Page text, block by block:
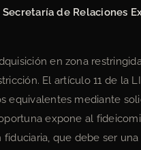
Secretaría de Relaciones
en zona
El artículo 11 de la
equivalentes mediante
expone al
que debe ser